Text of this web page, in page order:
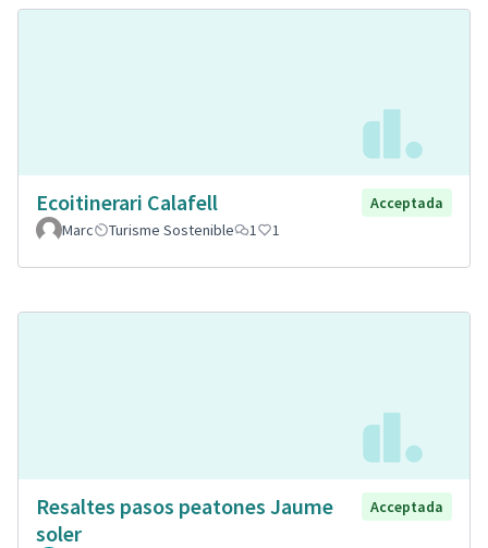
Ecoitinerari Calafell
Acceptada
Marc
Turisme Sostenible 1 1
Resaltes pasos peatones Jaume
soler
Acceptada